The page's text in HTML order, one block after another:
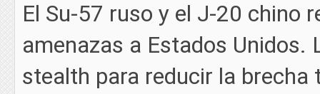
El Su-57 ruso y el J-20 chino
amenazas a Estados Unidos.
stealth para reducir la brecha